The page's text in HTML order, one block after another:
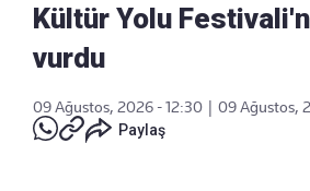
Kültür Yolu
vurdu
09 Ağustos, 2026 - 12:30
09 Ağustos,
Paylaş